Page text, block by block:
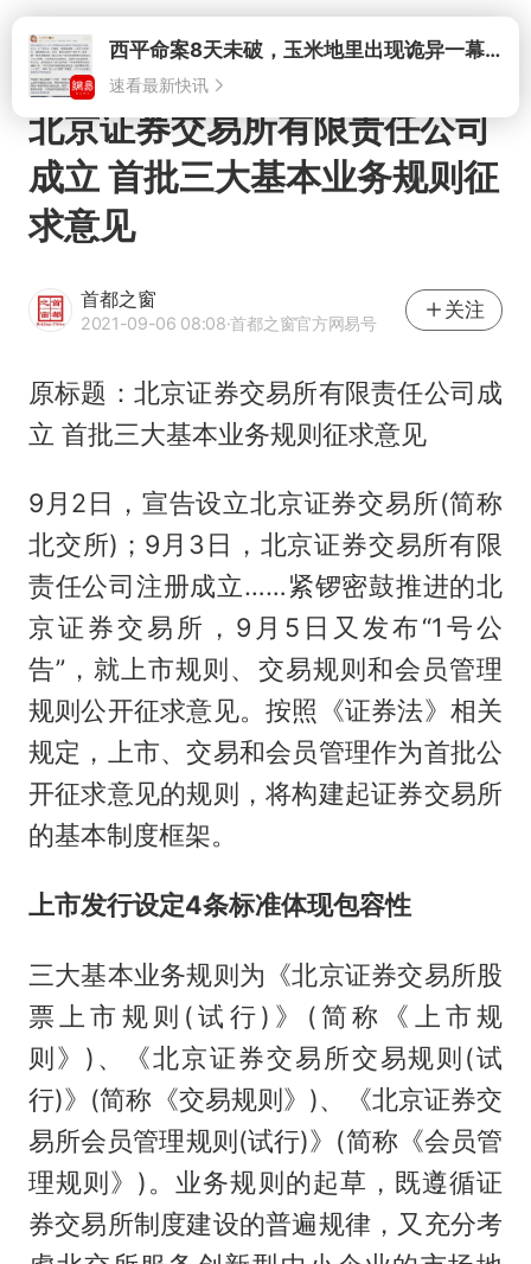
打开西平命案8天未破，玉米地里出现诡异一幕，我突然想起了欧金中
速看最新快讯
北京证券交易所有限责任公司
成立 首批三大基本业务规则征
求意见
首都之窗
2021-09-06 08:08·首都之窗官方网易号
关注
原标题：北京证券交易所有限责任公司成
立 首批三大基本业务规则征求意见
9月2日，宣告设立北京证券交易所(简称
北交所)；9月3日，北京证券交易所有限
责任公司注册成立……紧锣密鼓推进的北
京证券交易所，9月5日又发布“1号公
告”，就上市规则、交易规则和会员管理
规则公开征求意见。按照《证券法》相关
规定，上市、交易和会员管理作为首批公
开征求意见的规则，将构建起证券交易所
的基本制度框架。
上市发行设定4条标准体现包容性
三大基本业务规则为《北京证券交易所股
票上市规则(试行)》(简称《上市规
则》)、《北京证券交易所交易规则(试
行)》(简称《交易规则》)、《北京证券交
易所会员管理规则(试行)》(简称《会员管
理规则》)。业务规则的起草，既遵循证
券交易所制度建设的普遍规律，又充分考